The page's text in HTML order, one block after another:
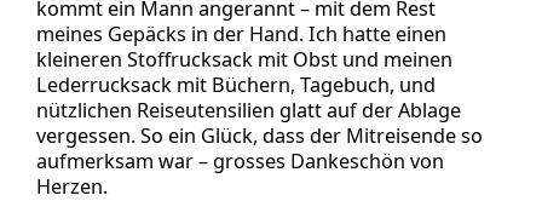
kommt ein Mann angerannt – mit dem Rest
meines Gepäcks in der Hand. Ich hatte einen
kleineren Stoffrucksack mit Obst und meinen
Lederrucksack mit Büchern, Tagebuch, und
nützlichen Reiseutensilien glatt auf der Ablage
vergessen. So ein Glück, dass der Mitreisende so
aufmerksam war – grosses Dankeschön von
Herzen.